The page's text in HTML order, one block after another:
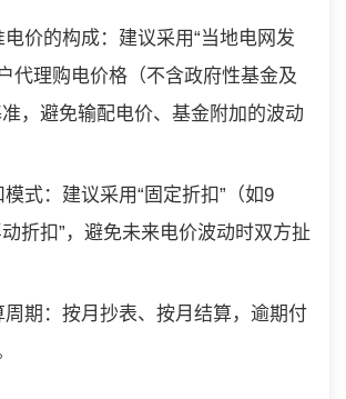
电价的构成：建议采用“当地电网发
代理购电价格（不含政府性基金及
准，避免输配电价、基金附加的波动
模式：建议采用“固定折扣”（如9
折扣”，避免未来电价波动时双方扯
周期：按月抄表、按月结算，逾期付